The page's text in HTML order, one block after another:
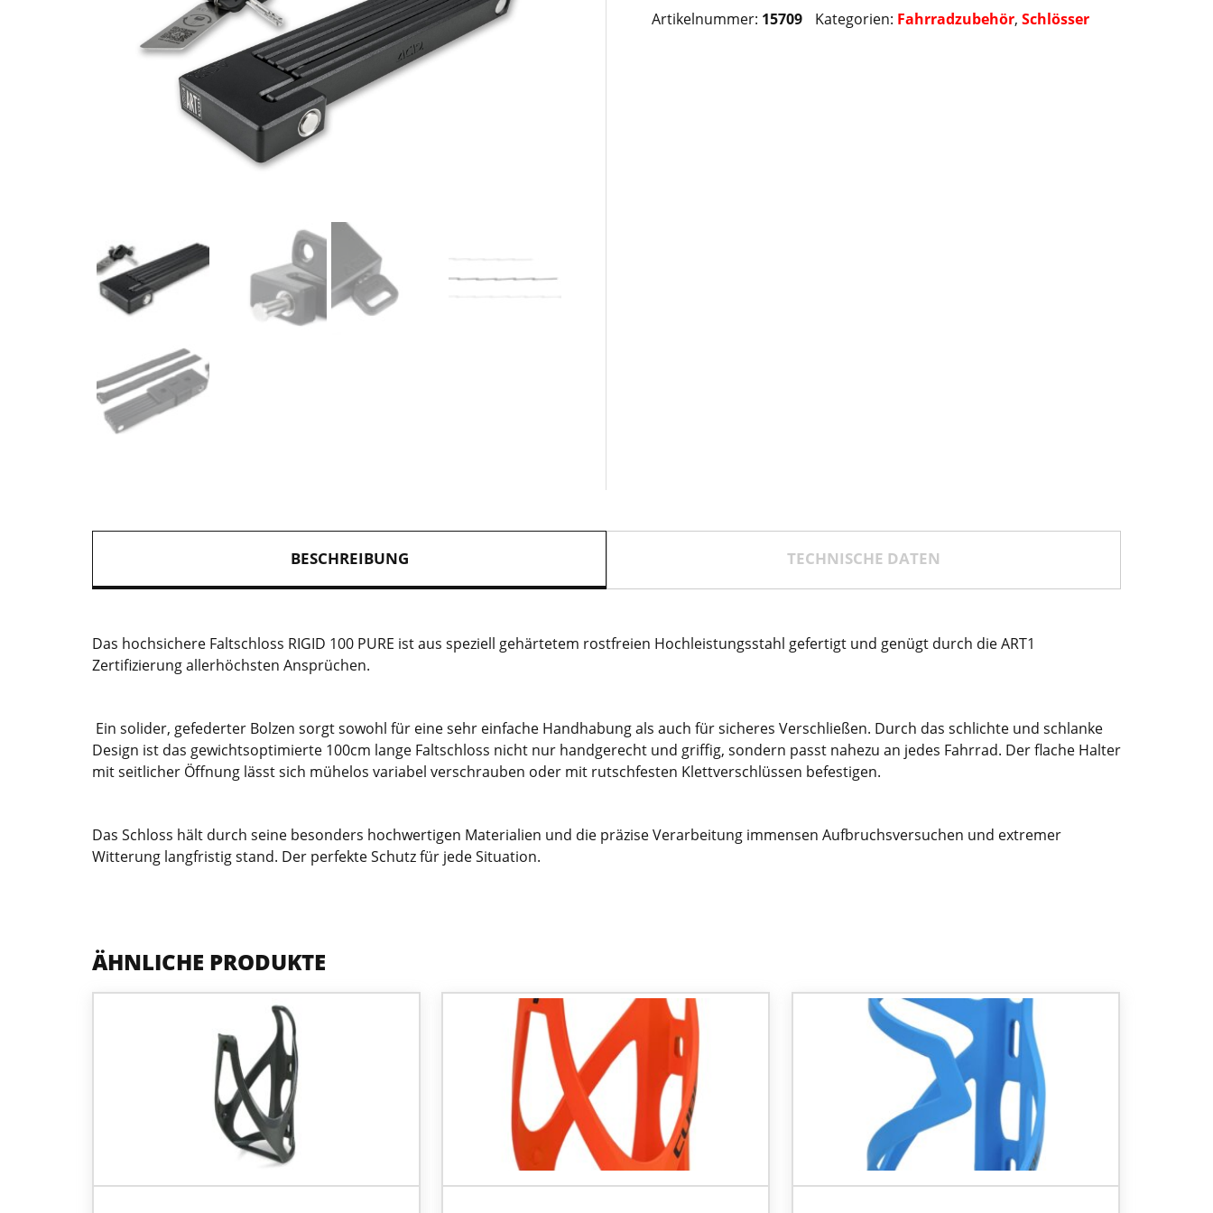
Artikelnummer: 15709 Kategorien: Fahrradzubehör, Schlösser
BESCHREIBUNG TECHNISCHE DATEN
Das hochsichere Faltschloss RIGID 100 PURE ist aus speziell gehärtetem rostfreien Hochleistungsstahl gefertigt und genügt durch die ART1
Zertifizierung allerhöchsten Ansprüchen.
Ein solider, gefederter Bolzen sorgt sowohl für eine sehr einfache Handhabung als auch für sicheres Verschließen. Durch das schlichte und schlanke
Design ist das gewichtsoptimierte 100cm lange Faltschloss nicht nur handgerecht und griffig, sondern passt nahezu an jedes Fahrrad. Der flache Halter
mit seitlicher Öffnung lässt sich mühelos variabel verschrauben oder mit rutschfesten Klettverschlüssen befestigen.
Das Schloss hält durch seine besonders hochwertigen Materialien und die präzise Verarbeitung immensen Aufbruchsversuchen und extremer
Witterung langfristig stand. Der perfekte Schutz für jede Situation.
ÄHNLICHE PRODUKTE